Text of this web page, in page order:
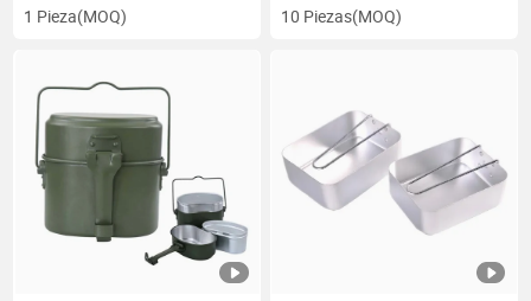
1 Pieza(MOQ) 10 Piezas(MOQ)